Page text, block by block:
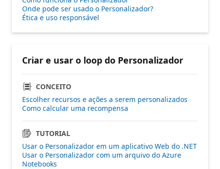
Onde pode ser usado o Personalizador?
Ética e uso responsável
Criar e usar o loop do Personalizador
CONCEITO
Escolher recursos e ações a serem personalizados
Como calcular uma recompensa
TUTORIAL
Usar o Personalizador em um aplicativo Web do .NET
Usar o Personalizador com um arquivo do Azure
Notebooks